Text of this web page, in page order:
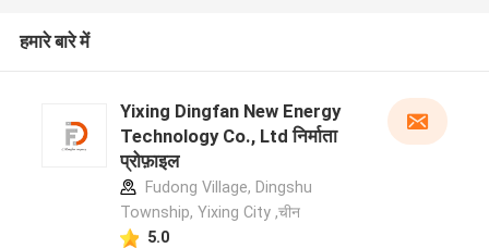
हमारे बारे में
Yixing Dingfan New Energy
Technology Co., Ltd निर्माता
प्रोफ़ाइल
Fudong Village, Dingshu
Township, Yixing City ,चीन
5.0